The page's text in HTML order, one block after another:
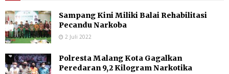
Sampang Kini Miliki Balai Rehabilitasi
Pecandu Narkoba
2 Juli 2022
Polresta Malang Kota Gagalkan
Peredaran 9,2 Kilogram Narkotika